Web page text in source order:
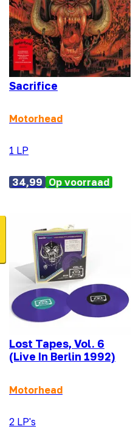
Sacrifice
Motorhead
1 LP
34,99 Op voorraad
Lost Tapes, Vol. 6
(Live In Berlin 1992)
Motorhead
2 LP's